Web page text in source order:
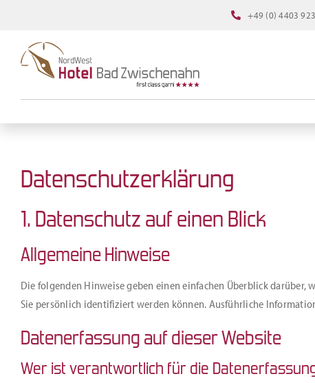
springen
+49 (0) 4403
Datenschutz­erklärung
1. Datenschutz auf einen Blick
Allgemeine Hinweise
Die folgenden Hinweise geben einen einfachen Überblick darüber,
Sie persönlich identifiziert werden können. Ausführliche
Datenerfassung auf dieser Website
Wer ist verantwortlich für die